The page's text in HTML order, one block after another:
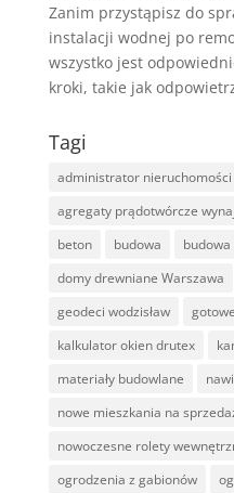
Zanim przystąpisz do
instalacji wodnej po
wszystko jest
kroki, takie jak
Tagi
administrator nieruchomości
agregaty prądotwórcze
beton
budowa
domy drewniane Warszawa
geodeci wodzisław
kalkulator okien drutex
materiały budowlane
nowe mieszkania na
nowoczesne rolety
ogrodzenia z gabionów